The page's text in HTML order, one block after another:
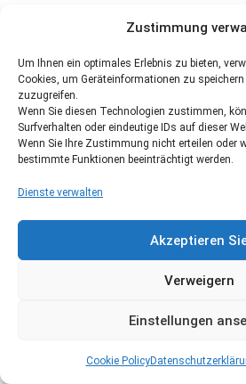
Zustimmung
Um Ihnen ein optimales Erlebnis zu bieten,
Cookies, um Geräteinformationen zu
zuzugreifen.
Wenn Sie diesen Technologien zustimmen,
Surfverhalten oder eindeutige IDs auf dieser
Wenn Sie Ihre Zustimmung nicht erteilen oder
bestimmte Funktionen beeinträchtigt werden.
Dienste verwalten
Akzeptieren
Verweigern
Einstellungen
Cookie Policy